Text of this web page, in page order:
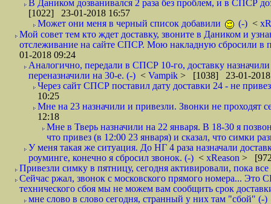
В Даником дозванивался 2 раза без проблем, и в СПСР
[1022] 23-01-2018 16:57
Может они меня в черный список добавили
(-) <
Мой совет тем кто ждет доставку, звоните в Даником и
отслеживание на сайте СПСР. Мою накладную сбросили
01-2018 09:24
Аналогично, передали в СПСР 10-го, доставку
переназначили на 30-е. (-) < Vampik > [1038] 23-01-2018
Через сайт СПСР поставил дату доставки 24 - не
10:25
Мне на 23 назначили и привезли. Звонки не
12:18
Мне в Тверь назначили на 22 января. В 18-30 я
что привез (в 12:00 23 января) и сказал, что симки
У меня такая же ситуация. До НГ 4 раза назначали
роуминге, конечно я сбросил звонок. (-) < xReason >
Привезли симку в пятницу, сегодня активировали, пока
Сейчас ржал, звонок с московского прямого номера... Это
технического сбоя мы не можем вам сообщить срок
мне слово в слово сегодня, странный у них там "сбой" (-)